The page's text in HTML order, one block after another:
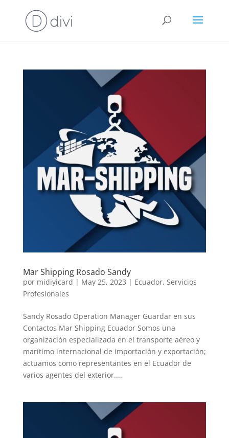
Mar Shipping Rosado Sandy
por midiyicard | May 25, 2023 | Ecuador, Servicios
Profesionales
Sandy Rosado Operation Manager Guardar en sus
Contactos Mar Shipping Ecuador Somos una
organización especializada en el transporte aéreo y
marítimo internacional de importación y exportación;
actuamos como representantes en el Ecuador de
varios agentes del exterior....